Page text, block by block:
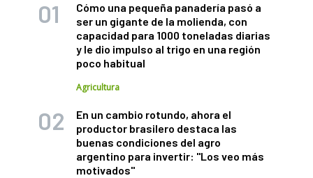
Cómo una pequeña panadería pasó a
ser un gigante de la molienda, con
capacidad para 1000 toneladas diarias
y le dio impulso al trigo en una región
poco habitual
Agricultura
En un cambio rotundo, ahora el
productor brasilero destaca las
buenas condiciones del agro
argentino para invertir: "Los veo más
motivados"